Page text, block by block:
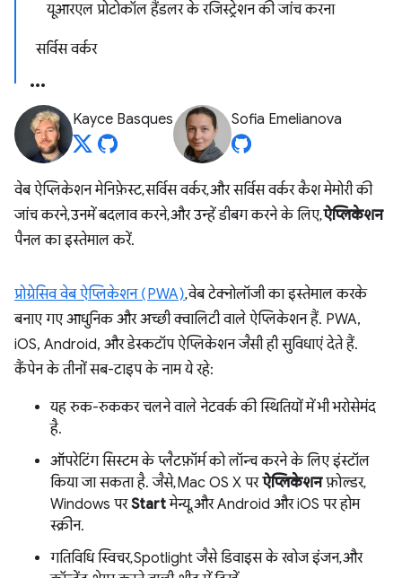
यूआरएल प्रोटोकॉल हैंडलर के रजिस्ट्रेशन की जांच करना
सर्विस वर्कर
Kayce Basques Sofia Emelianova
वेब ऐप्लिकेशन मेनिफ़ेस्ट, सर्विस वर्कर, और सर्विस वर्कर कैश मेमोरी की
जांच करने, उनमें बदलाव करने, और उन्हें डीबग करने के लिए,ऐप्लिकेशन
पैनल का इस्तेमाल करें.
प्रोग्रेसिव वेब ऐप्लिकेशन (PWA), वेब टेक्नोलॉजी का इस्तेमाल करके
बनाए गए आधुनिक और अच्छी क्वालिटी वाले ऐप्लिकेशन हैं. PWA,
iOS, Android, और डेस्कटॉप ऐप्लिकेशन जैसी ही सुविधाएं देते हैं.
कैंपेन के तीनों सब-टाइप के नाम ये रहे:
यह रुक-रुककर चलने वाले नेटवर्क की स्थितियों में भी भरोसेमंद
है.
ऑपरेटिंग सिस्टम के प्लैटफ़ॉर्म को लॉन्च करने के लिए इंस्टॉल
किया जा सकता है. जैसे, Mac OS X परऐप्लिकेशनफ़ोल्डर,
Windows परStartमेन्यू, और Android और iOS पर होम
स्क्रीन.
गतिविधि स्विचर, Spotlight जैसे डिवाइस के खोज इंजन, और